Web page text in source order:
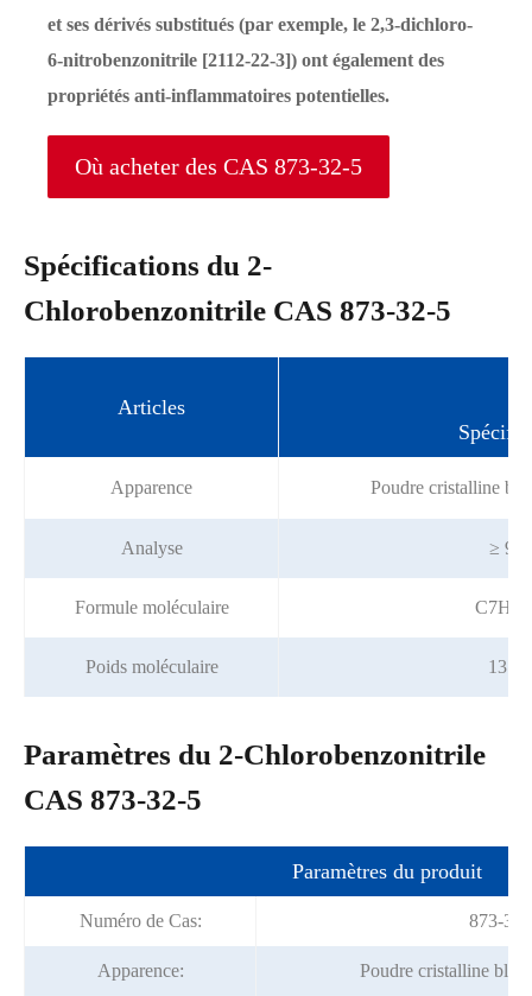
et ses dérivés substitués (par exemple, le 2,3-dichloro-
6-nitrobenzonitrile [2112-22-3]) ont également des
propriétés anti-inflammatoires potentielles.
Où acheter des CAS 873-32-5
Spécifications du 2-
Chlorobenzonitrile CAS 873-32-5
Articles
Apparence Poudre cristalline
Analyse ≥
Formule moléculaire
Poids moléculaire
Paramètres du 2-Chlorobenzonitrile
CAS 873-32-5
Paramètres du produit
Numéro de Cas: 873-32-
Apparence: Poudre cristalline